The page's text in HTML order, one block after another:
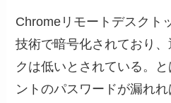
Chromeリモートデスクト
技術で暗号化されており
クは低いとされている。
ントのパスワードが漏れ